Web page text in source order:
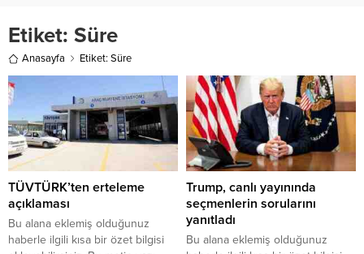
Etiket: Süre
Anasayfa Etiket: Süre
TÜVTÜRK’ten erteleme
açıklaması
Bu alana eklemiş olduğunuz
haberle ilgili kısa bir özet bilgisi
Trump, canlı yayınında
seçmenlerin sorularını
yanıtladı
Bu alana eklemiş olduğunuz